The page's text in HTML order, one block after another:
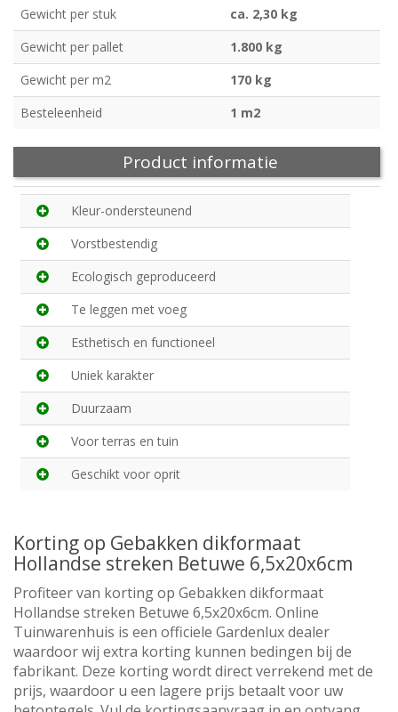
Gewicht per stuk
ca. 2,30 kg
Gewicht per pallet
1.800 kg
Gewicht per m2
170 kg
Besteleenheid
1 m2
Product informatie
Kleur-ondersteunend
Vorstbestendig
Ecologisch geproduceerd
Te leggen met voeg
Esthetisch en functioneel
Uniek karakter
Duurzaam
Voor terras en tuin
Geschikt voor oprit
Korting op Gebakken dikformaat
Hollandse streken Betuwe 6,5x20x6cm
Profiteer van korting op Gebakken dikformaat
Hollandse streken Betuwe 6,5x20x6cm. Online
Tuinwarenhuis is een officiele Gardenlux dealer
waardoor wij extra korting kunnen bedingen bij de
fabrikant. Deze korting wordt direct verrekend met de
prijs, waardoor u een lagere prijs betaalt voor uw